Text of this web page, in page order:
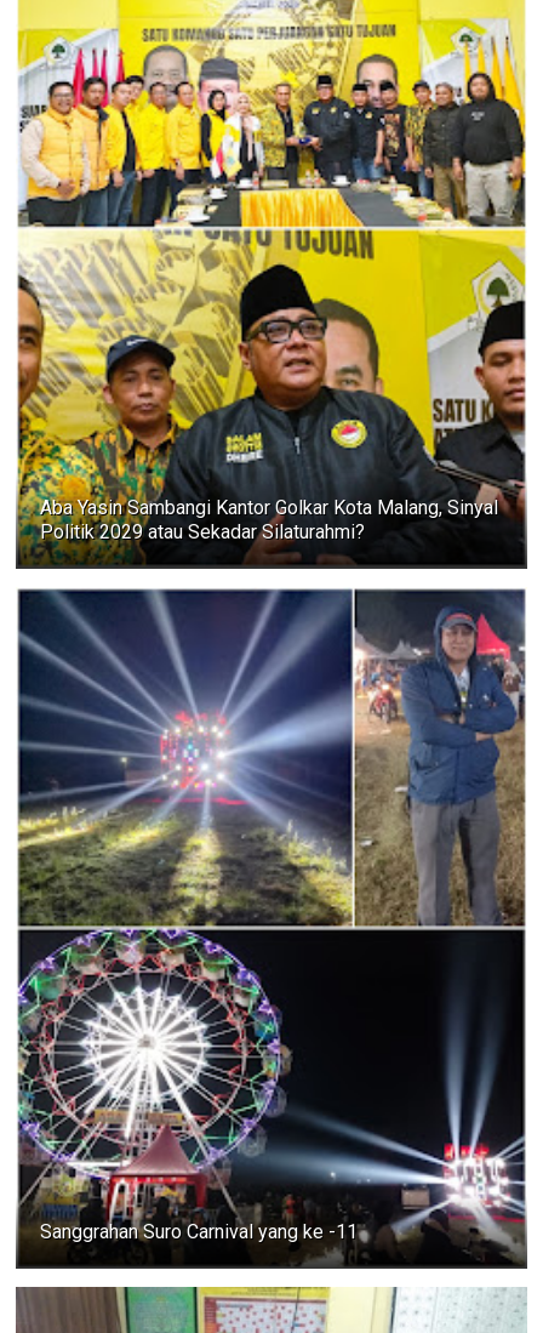
Aba Yasin Sambangi Kantor Golkar Kota Malang, Sinyal
Politik 2029 atau Sekadar Silaturahmi?
Sanggrahan Suro Carnival yang ke -11